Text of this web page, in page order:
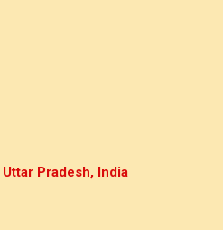
Pradesh, India